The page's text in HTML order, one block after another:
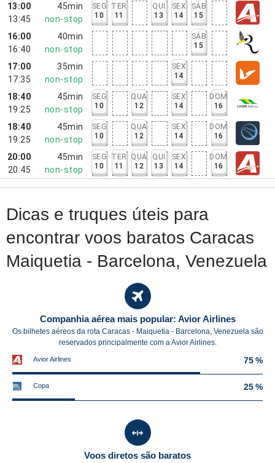
13:00
13:45
45min
non-stop
SEG
10
TER
11
QUI
13
SEX
14
SÁB
15
16:00
16:40
40min
non-stop
SÁB
15
17:00
17:35
35min
non-stop
SEX
14
18:40
19:25
45min
non-stop
SEG
10
QUA
12
SEX
14
DOM
16
18:40
19:25
45min
non-stop
SEG
10
QUA
12
SEX
14
DOM
16
20:00
20:45
45min
non-stop
SEG
10
TER
11
QUA
12
QUI
13
SEX
14
DOM
16
Dicas e truques úteis para
encontrar voos baratos Caracas
Maiquetia - Barcelona, Venezuela
Companhia aérea mais popular: Avior Airlines
Os bilhetes aéreos da rota Caracas - Maiquetia - Barcelona, Venezuela são
reservados principalmente com a Avior Airlines.
Avior Airlines 75 %
Copa 25 %
Voos diretos são baratos